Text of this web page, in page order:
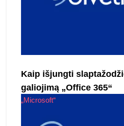
Kaip išjungti
galiojimą „Office 365“
„Microsoft“